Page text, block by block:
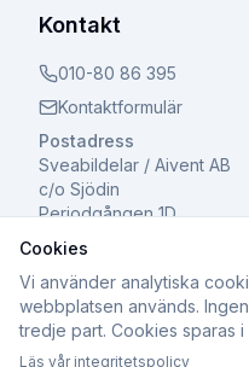
Kontakt
010-80 86 395
Kontaktformulär
Postadress
Sveabildelar / Aivent AB
c/o Sjödin
Periodgången 1D
611 37 Nyköping
©2026Sveabildelar
Cookies
Vi använder analytiska
webbplatsen används.
tredje part. Cookies sparas i
Läs vår integritetspolicy